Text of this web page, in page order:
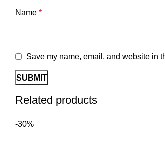
Name *
Save my name, email, and website in
Related products
-30%